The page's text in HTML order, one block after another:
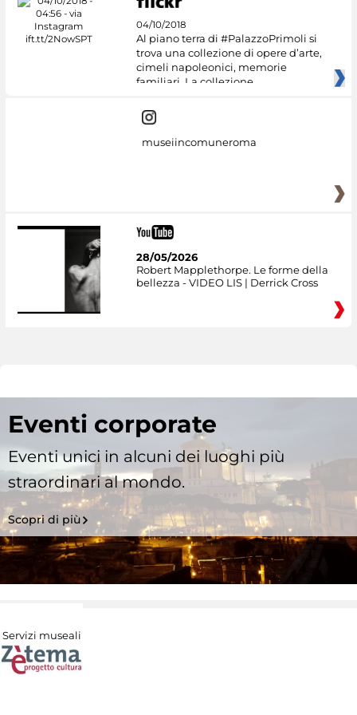
04/10/2018
Al piano terra di #PalazzoPrimoli si
trova una collezione di opere d’arte,
cimeli napoleonici, memorie
familiari. La collezione
museiincomuneroma
28/05/2026
Robert Mapplethorpe. Le forme della
bellezza - VIDEO LIS | Derrick Cross
Eventi corporate
Eventi unici in alcuni dei luoghi più
straordinari al mondo.
Scopri di più
Servizi museali